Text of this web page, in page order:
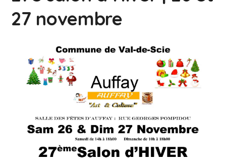
27 novembre